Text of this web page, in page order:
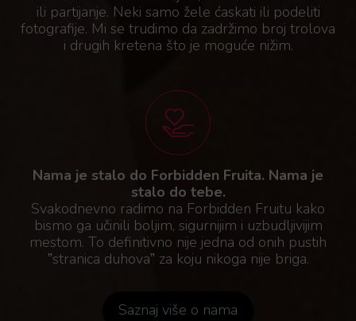
ili partijanje. Neki samo žele ćaskati ili podeliti
fotografije. Mi se trudimo da zadržimo broj trolova
i drugih kretena što je moguće nižim.
Nama je stalo do Forbidden Fruita. Nama je
stalo do tebe.
Svakodnevno radimo na Forbidden Fruitu kako
bismo ga učinili boljim, sigurnijim i uzbudljivijim
mestom. To definitivno nije jedna od onih pustih
ˮstranica duhovaˮ za koju nikoga nije briga.
Saznaj više o nama